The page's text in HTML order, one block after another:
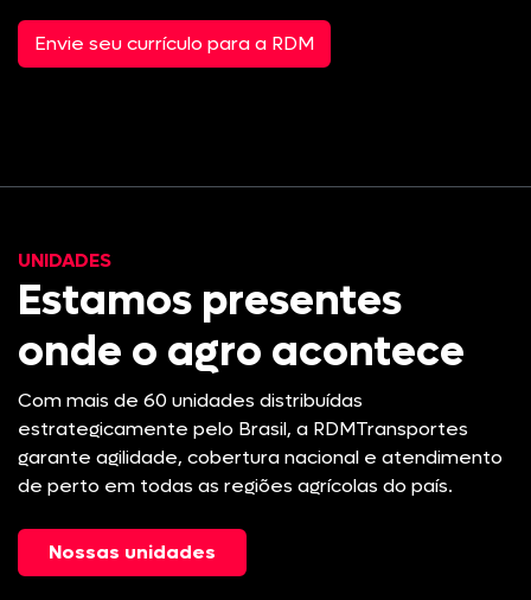
Envie seu currículo para a RDM
UNIDADES
Estamos presentes
onde o agro acontece
Com mais de 60 unidades distribuídas
estrategicamente pelo Brasil, a RDMTransportes
garante agilidade, cobertura nacional e atendimento
de perto em todas as regiões agrícolas do país.
Nossas unidades